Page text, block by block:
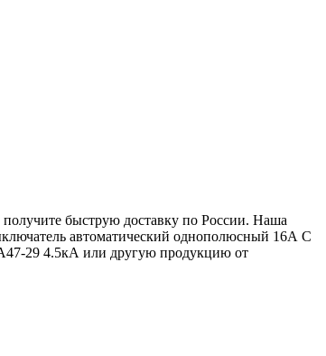
быструю доставку по России. Наша
автоматический однополюсный 16А C
29 4.5кА или другую продукцию от